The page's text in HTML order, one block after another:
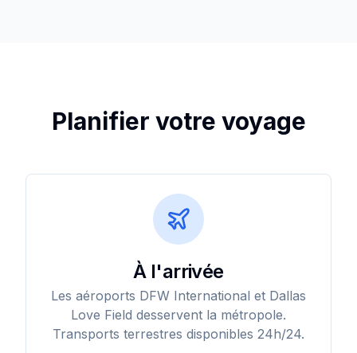
Planifier votre voyage
À l'arrivée
Les aéroports DFW International et Dallas
Love Field desservent la métropole.
Transports terrestres disponibles 24h/24.